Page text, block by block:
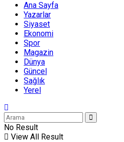
Ana Sayfa
Yazarlar
Siyaset
Ekonomi
Spor
Magazin
Dünya
Güncel
Sağlık
Yerel
No Result
View All Result